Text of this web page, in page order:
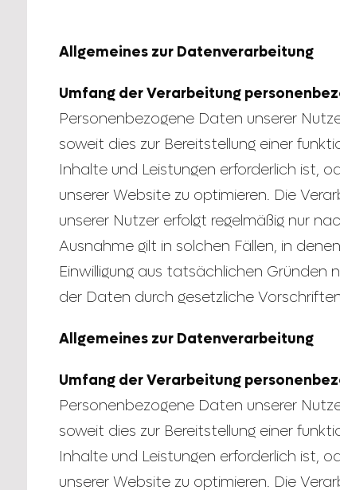
Allgemeines zur Datenverarbeitung
Umfang der Verarbeitung
Personenbezogene Daten unserer
soweit dies zur Bereitstellung einer
Inhalte und Leistungen erforderlich ist,
unserer Website zu optimieren. Die
unserer Nutzer erfolgt regelmäßig nur
Ausnahme gilt in solchen Fällen, in
Einwilligung aus tatsächlichen Gründen
der Daten durch gesetzliche
Allgemeines zur Datenverarbeitung
Umfang der Verarbeitung
Personenbezogene Daten unserer
soweit dies zur Bereitstellung einer
Inhalte und Leistungen erforderlich ist,
unserer Website zu optimieren. Die